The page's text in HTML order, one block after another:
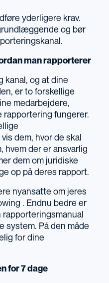
yderligere krav.
og bør
man rapporterer
kanal, og at dine
er to forskellige
medarbejdere,
rapportering fungerer.
dem, hvor de skal
der er ansvarlig
dem om juridiske
op på deres rapport.
nyansatte om jeres
. Endnu bedre er
system. På den måde
for dine
for 7 dage